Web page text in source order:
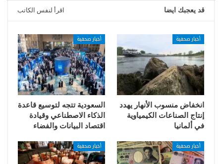
قد يعجبك ايضا اقرأ لنفس الكاتب
أخبار صحفية
انخفاض منسوب الأنهار يهدد
إنتاج الصناعات الكيمياوية
في ألمانيا
أخبار صحفية
السعودية تتجه لتوسيع قاعدة
الذكاء الاصطناعي وقيادة
اقتصاد البيانات والفضاء
أخبار صحفية أخبار صحفية